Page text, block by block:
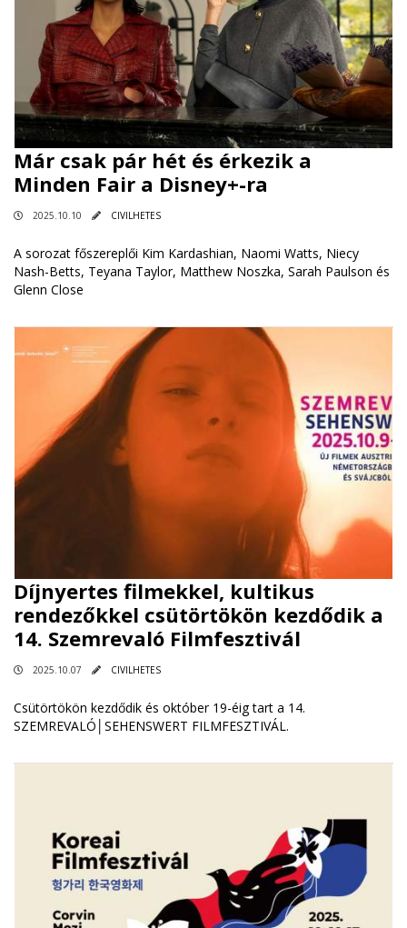
Már csak pár hét és érkezik a
Minden Fair a Disney+-ra
2025.10.10 CIVILHETES
A sorozat főszereplői Kim Kardashian, Naomi Watts, Niecy
Nash-Betts, Teyana Taylor, Matthew Noszka, Sarah Paulson és
Glenn Close
Díjnyertes filmekkel, kultikus
rendezőkkel csütörtökön kezdődik a
14. Szemrevaló Filmfesztivál
2025.10.07 CIVILHETES
Csütörtökön kezdődik és október 19-éig tart a 14.
SZEMREVALÓ│SEHENSWERT FILMFESZTIVÁL.